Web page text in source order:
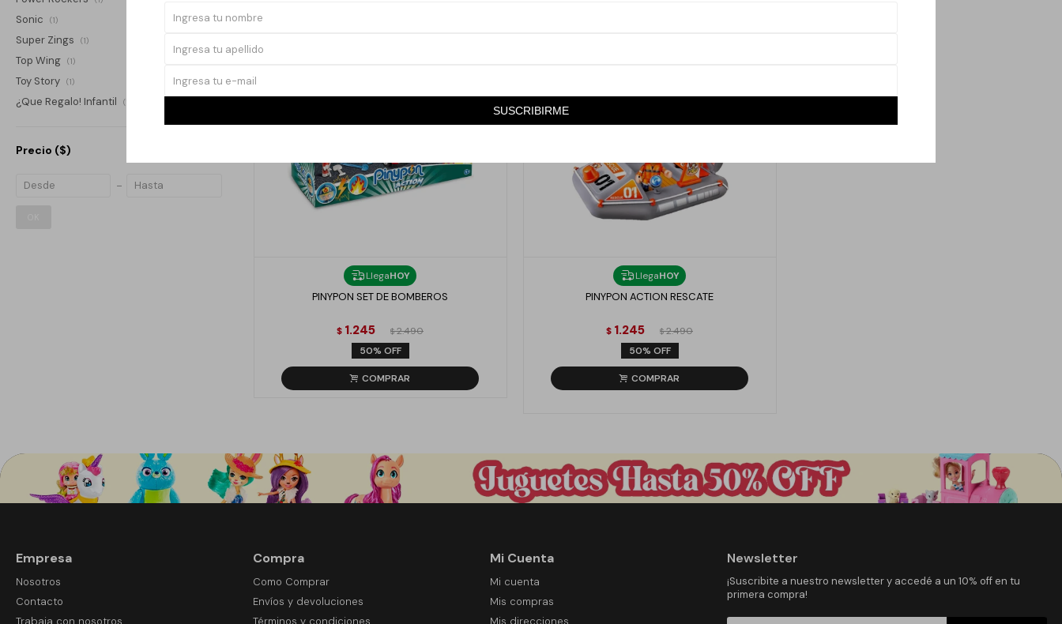
SUSCRIBIRME
LlegaHOY
PINYPON SET DE BOMBEROS
$ 1.245 $ 2.490
50
LlegaHOY
PINYPON ACTION RESCATE
$ 1.245 $ 2.490
50
Sonic (1)
Super Zings (1)
Top Wing (1)
Toy Story (1)
¿Que Regalo! Infantil (1)
Precio ($)
Empresa
Nosotros
Contacto
Trabaja con nosotros
Compra
Como Comprar
Envíos y devoluciones
Términos y condiciones
Mi Cuenta
Mi cuenta
Mis compras
Mis direcciones
Newsletter
¡Suscribite a nuestro newsletter y accedé a un 10% off en tu
primera compra!